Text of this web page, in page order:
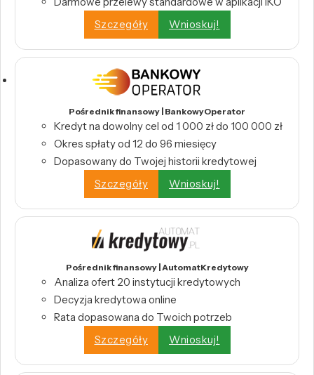
Szczegóły
Wnioskuj!
Pośrednik finansowy | BankowyOperator
Kredyt na dowolny cel od 1 000 zł do 100 000 zł
Okres spłaty od 12 do 96 miesięcy
Dopasowany do Twojej historii kredytowej
Szczegóły
Wnioskuj!
Pośrednik finansowy | AutomatKredytowy
Analiza ofert 20 instytucji kredytowych
Decyzja kredytowa online
Rata dopasowana do Twoich potrzeb
Szczegóły
Wnioskuj!